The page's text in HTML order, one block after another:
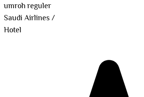
umroh reguler
Saudi Airlines/
Hotel